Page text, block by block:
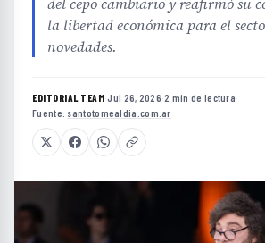
la libertad económica para el
novedades.
EDITORIAL TEAM·Jul 26, 2026·2 min de lectura·
Fuente: santotomealdia.com.ar